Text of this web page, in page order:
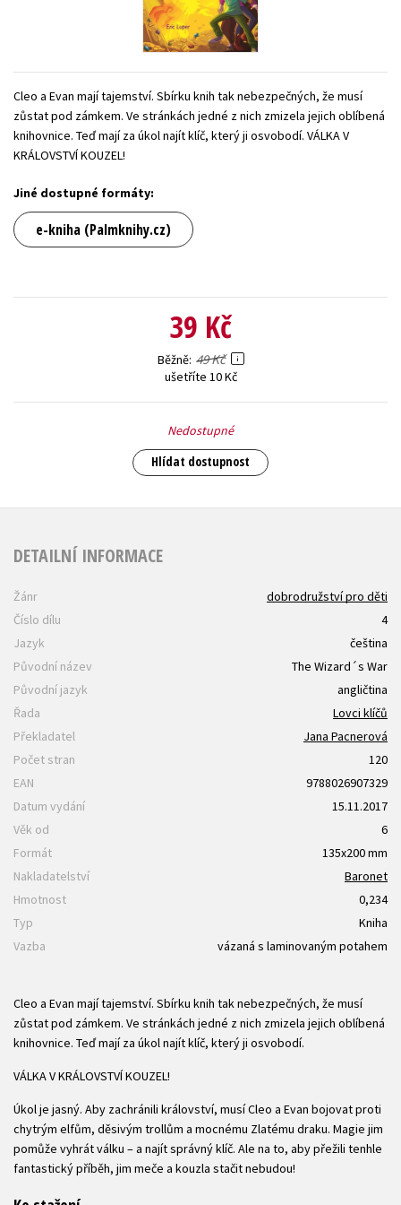
Zahraniční literatura
Cleo a Evan mají tajemství. Sbírku knih tak nebezpečných, že musí
zůstat pod zámkem. Ve stránkách jedné z nich zmizela jejich oblíbená
knihovnice. Teď mají za úkol najít klíč, který ji osvobodí. VÁLKA V
KRÁLOVSTVÍ KOUZEL!
Jiné dostupné formáty:
e-kniha (Palmknihy.cz)
39 Kč
Běžně 49 Kč
ušetříte 10 Kč
Nedostupné
Hlídat dostupnost
DETAILNÍ INFORMACE
Žánr
dobrodružství pro děti
Číslo dílu
4
Jazyk
čeština
Původní název
The Wizard´s War
Původní jazyk
angličtina
Řada
Lovci klíčů
Překladatel
Jana Pacnerová
Počet stran
120
EAN
9788026907329
Datum vydání
15.11.2017
Věk od
6
Formát
135x200 mm
Nakladatelství
Baronet
Hmotnost
0,234
Typ
Kniha
Vazba
vázaná s laminovaným potahem
Cleo a Evan mají tajemství. Sbírku knih tak nebezpečných, že musí
zůstat pod zámkem. Ve stránkách jedné z nich zmizela jejich oblíbená
knihovnice. Teď mají za úkol najít klíč, který ji osvobodí.
VÁLKA V KRÁLOVSTVÍ KOUZEL!
Úkol je jasný. Aby zachránili království, musí Cleo a Evan bojovat proti
chytrým elfům, děsivým trollům a mocnému Zlatému draku. Magie jim
pomůže vyhrát válku – a najít správný klíč. Ale na to, aby přežili tenhle
fantastický příběh, jim meče a kouzla stačit nebudou!